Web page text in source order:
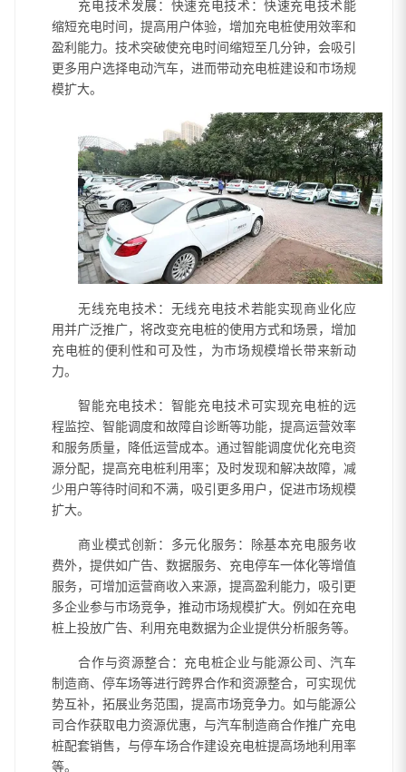
充电技术发展：快速充电技术：快速充电技术能
缩短充电时间，提高用户体验，增加充电桩使用效率和
盈利能力。技术突破使充电时间缩短至几分钟，会吸引
更多用户选择电动汽车，进而带动充电桩建设和市场规
模扩大。
无线充电技术：无线充电技术若能实现商业化应
用并广泛推广，将改变充电桩的使用方式和场景，增加
充电桩的便利性和可及性，为市场规模增长带来新动
力。
智能充电技术：智能充电技术可实现充电桩的远
程监控、智能调度和故障自诊断等功能，提高运营效率
和服务质量，降低运营成本。通过智能调度优化充电资
源分配，提高充电桩利用率；及时发现和解决故障，减
少用户等待时间和不满，吸引更多用户，促进市场规模
扩大。
商业模式创新：多元化服务：除基本充电服务收
费外，提供如广告、数据服务、充电停车一体化等增值
服务，可增加运营商收入来源，提高盈利能力，吸引更
多企业参与市场竞争，推动市场规模扩大。例如在充电
桩上投放广告、利用充电数据为企业提供分析服务等。
合作与资源整合：充电桩企业与能源公司、汽车
制造商、停车场等进行跨界合作和资源整合，可实现优
势互补，拓展业务范围，提高市场竞争力。如与能源公
司合作获取电力资源优惠，与汽车制造商合作推广充电
桩配套销售，与停车场合作建设充电桩提高场地利用率
等。